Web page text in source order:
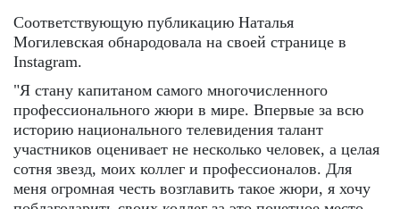
Соответствующую публикацию Наталья
Могилевская обнародовала на своей странице в
Instagram.
"Я стану капитаном самого многочисленного
профессионального жюри в мире. Впервые за всю
историю национального телевидения талант
участников оценивает не несколько человек, а целая
сотня звезд, моих коллег и профессионалов. Для
меня огромная честь возглавить такое жюри, я хочу